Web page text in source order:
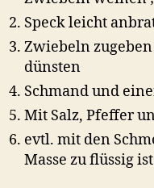
Speck leicht
Zwiebeln
dünsten
Schmand und
Mit Salz, Pfeffer
evtl. mit den
Masse zu flüssig ist